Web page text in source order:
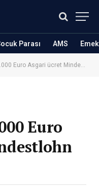
Parası AMS
Asgari ücret Mindestlohn talep ediliyor
Euro